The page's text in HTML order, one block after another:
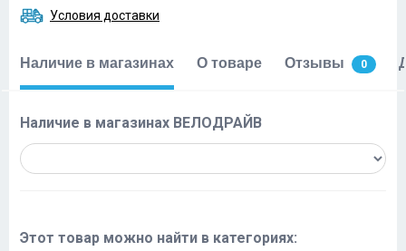
Условия доставки
Наличие в магазинах О товаре Отзывы 0
Наличие в магазинах ВЕЛОДРАЙВ
Этот товар можно найти в категориях: